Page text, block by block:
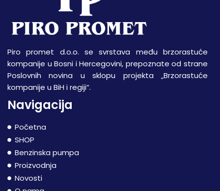
Piro promet d.o.o. se svrstava među brzorastuće
kompanije u Bosni i Hercegovini, prepoznate od strane
Poslovnih novina u sklopu projekta „Brzorastuće
kompanije u BiH i regiji“.
Navigacija
Početna
SHOP
Benzinska pumpa
Proizvodnja
Novosti